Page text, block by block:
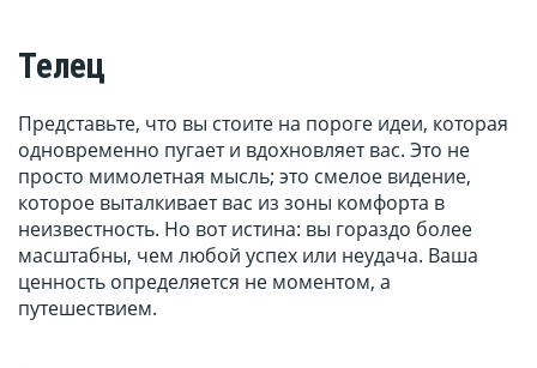
Телец
Представьте, что вы стоите на пороге идеи, которая
одновременно пугает и вдохновляет вас. Это не
просто мимолетная мысль; это смелое видение,
которое выталкивает вас из зоны комфорта в
неизвестность. Но вот истина: вы гораздо более
масштабны, чем любой успех или неудача. Ваша
ценность определяется не моментом, а
путешествием.